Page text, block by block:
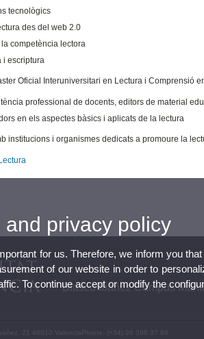
tecnològics
des del web 2.0
competència lectora
i escriptura
Oficial Interuniversitari en Lectura i Comprensió
professional de docents, editors de material
en els aspectes bàsics i aplicats de la lectura
institucions i organismes dedicats a promoure la
Blasco Ibáñez Campus
21 46010 ValenciaPhone: (+34) 96 398 37 84
and privacy policy
for us. Therefore, we inform you
of our website in order to
To continue accept or modify the